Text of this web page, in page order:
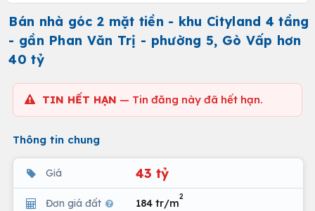
Bán nhà góc 2 mặt tiền - khu Cityland 4 tầng
- gần Phan Văn Trị - phường 5, Gò Vấp hơn
40 tỷ
TIN HẾT HẠN — Tin đăng này đã hết hạn.
Thông tin chung
Giá 43 tỷ
Đơn giá đất 184 tr/m
2